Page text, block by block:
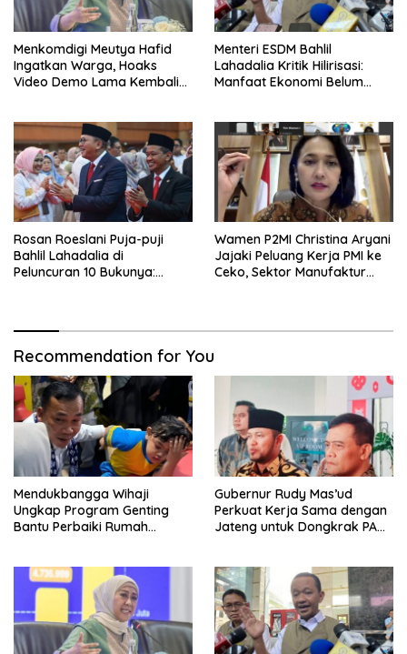
Menkomdigi Meutya Hafid
Ingatkan Warga, Hoaks
Video Demo Lama Kembali
Menteri ESDM Bahlil
Lahadalia Kritik Hilirisasi:
Manfaat Ekonomi Belum
Rosan Roeslani Puja-puji
Bahlil Lahadalia di
Peluncuran 10 Bukunya:
Wamen P2MI Christina Aryani
Jajaki Peluang Kerja PMI ke
Ceko, Sektor Manufaktur
Recommendation for You
Mendukbangga Wihaji
Ungkap Program Genting
Bantu Perbaiki Rumah
Gubernur Rudy Mas’ud
Perkuat Kerja Sama dengan
Jateng untuk Dongkrak PAD